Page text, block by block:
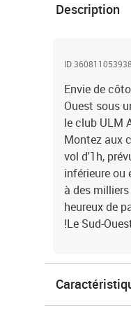
Description
ID
Envie de
Ouest sous
le club ULM
Montez aux
vol d'1h,
inférieure ou
à des
heureux de
!Le Sud-